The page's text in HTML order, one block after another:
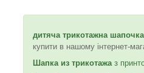
дитяча трикотажна
купити в нашому інтернет-
Шапка из трикотажа з